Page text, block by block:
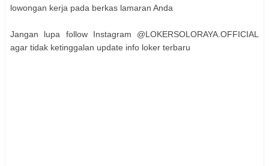
lowongan kerja pada berkas lamaran Anda
Jangan lupa follow Instagram @LOKERSOLORAYA.OFFICIAL
agar tidak ketinggalan update info loker terbaru